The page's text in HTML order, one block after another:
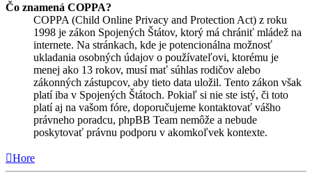
Čo znamená COPPA?
COPPA (Child Online Privacy and Protection Act) z roku
1998 je zákon Spojených Štátov, ktorý má chrániť mládež na
internete. Na stránkach, kde je potencionálna možnosť
ukladania osobných údajov o používateľovi, ktorému je
menej ako 13 rokov, musí mať súhlas rodičov alebo
zákonných zástupcov, aby tieto data uložil. Tento zákon však
platí iba v Spojených Štátoch. Pokiaľ si nie ste istý, či toto
platí aj na vašom fóre, doporučujeme kontaktovať vášho
právneho poradcu, phpBB Team nemôže a nebude
poskytovať právnu podporu v akomkoľvek kontexte.
Hore